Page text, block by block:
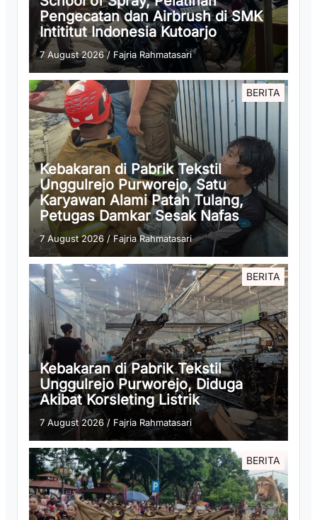
Pengecatan dan Airbrush di SMK
Intititut Indonesia Kutoarjo
7 August 2026/ Fajria Rahmatasari
BERITA
Kebakaran di Pabrik Tekstil
Unggulrejo Purworejo, Satu
Karyawan Alami Patah Tulang,
Petugas Damkar Sesak Nafas
7 August 2026 /Fajria Rahmatasari
BERITA
Kebakaran di Pabrik Tekstil
Unggulrejo Purworejo, Diduga
Akibat Korsleting Listrik
7 August 2026/ Fajria Rahmatasari
BERITA